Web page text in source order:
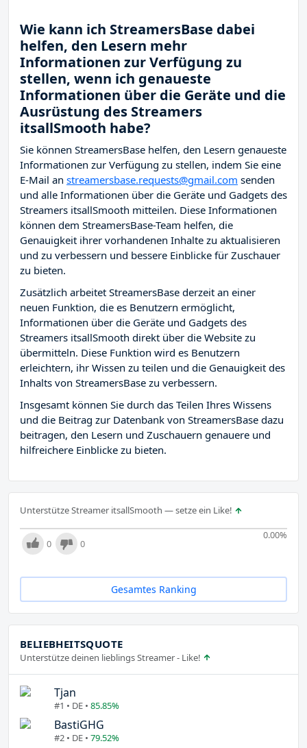
Wie kann ich StreamersBase dabei
helfen, den Lesern mehr
Informationen zur Verfügung zu
stellen, wenn ich genaueste
Informationen über die Geräte und die
Ausrüstung des Streamers
itsallSmooth habe?
Sie können StreamersBase helfen, den Lesern genaueste
Informationen zur Verfügung zu stellen, indem Sie eine
E-Mail an streamersbase.requests@gmail.com senden
und alle Informationen über die Geräte und Gadgets des
Streamers itsallSmooth mitteilen. Diese Informationen
können dem StreamersBase-Team helfen, die
Genauigkeit ihrer vorhandenen Inhalte zu aktualisieren
und zu verbessern und bessere Einblicke für Zuschauer
zu bieten.
Zusätzlich arbeitet StreamersBase derzeit an einer
neuen Funktion, die es Benutzern ermöglicht,
Informationen über die Geräte und Gadgets des
Streamers itsallSmooth direkt über die Website zu
übermitteln. Diese Funktion wird es Benutzern
erleichtern, ihr Wissen zu teilen und die Genauigkeit des
Inhalts von StreamersBase zu verbessern.
Insgesamt können Sie durch das Teilen Ihres Wissens
und die Beitrag zur Datenbank von StreamersBase dazu
beitragen, den Lesern und Zuschauern genauere und
hilfreichere Einblicke zu bieten.
Unterstütze Streamer itsallSmooth — setze ein Like!
0.00%
0 0
Gesamtes Ranking
BELIEBHEITSQUOTE
Unterstütze deinen lieblings Streamer - Like!
Tjan
#1 • DE • 85.85%
BastiGHG
#2 • DE • 79.52%